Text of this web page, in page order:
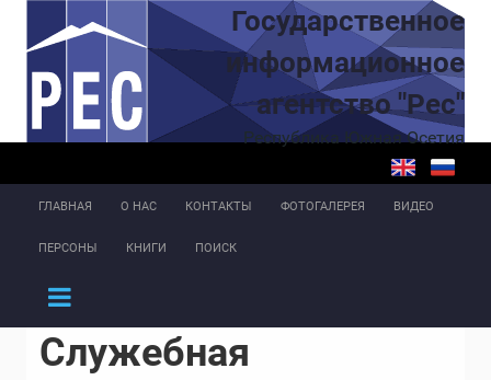
Перейти к основному содержаниюГосударственное
информационное
агентство "Рес"
Республика Южная Осетия
ГЛАВНАЯ О НАС КОНТАКТЫ ФОТОГАЛЕРЕЯ ВИДЕО
ПЕРСОНЫ КНИГИ ПОИСК
Служебная